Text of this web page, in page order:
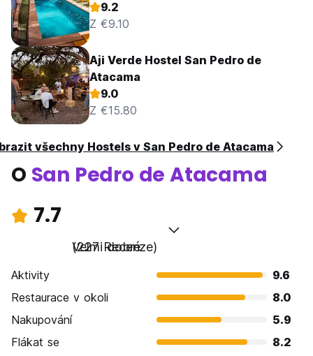
9.2
Z €9.10
Aji Verde Hostel San Pedro de
Atacama
9.0
Z €15.80
všechny Hostels v San Pedro de Atacama
O San Pedro de Atacama
7.7
Velmi dobré
(227 Recenze)
Aktivity
9.6
Restaurace v okoli
8.0
Nakupování
5.9
Flákat se
8.2